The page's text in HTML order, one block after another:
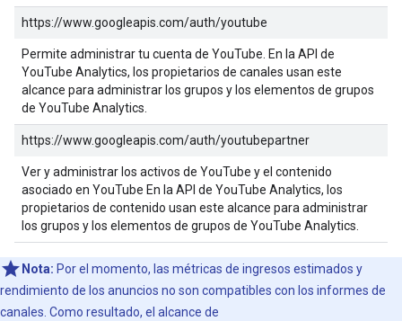
https://www.googleapis.com/auth/youtube
Permite administrar tu cuenta de YouTube. En la API de
YouTube Analytics, los propietarios de canales usan este
alcance para administrar los grupos y los elementos de grupos
de YouTube Analytics.
https://www.googleapis.com/auth/youtubepartner
Ver y administrar los activos de YouTube y el contenido
asociado en YouTube En la API de YouTube Analytics, los
propietarios de contenido usan este alcance para administrar
los grupos y los elementos de grupos de YouTube Analytics.
Nota: Por el momento, las métricas de ingresos estimados y
rendimiento de los anuncios no son compatibles con los informes de
canales. Como resultado, el alcance de